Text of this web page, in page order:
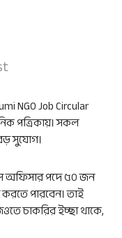
NGO Job Circular
পত্রিকায়। সকল
সুযোগ।
অফিসার পদে ৫০ জন
পারবেন। তাই
চাকরির ইচ্ছা থাকে,